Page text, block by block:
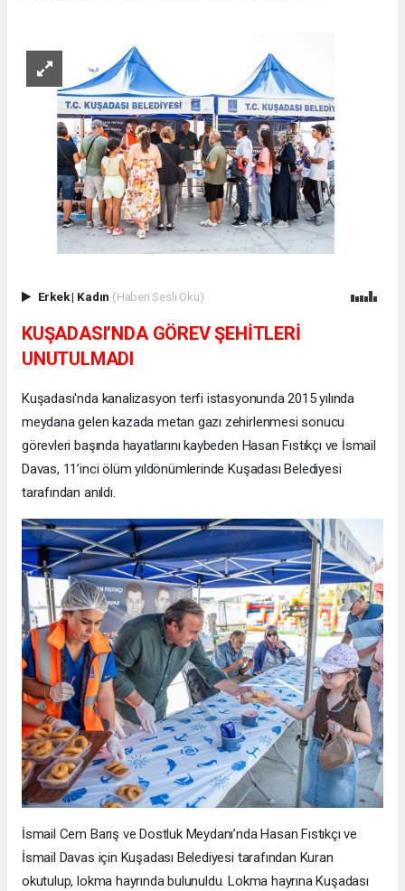
Erkek| Kadın (Haberi Sesli Oku)
KUŞADASI’NDA GÖREV ŞEHİTLERİ
UNUTULMADI
Kuşadası'nda kanalizasyon terfi istasyonunda 2015 yılında
meydana gelen kazada metan gazı zehirlenmesi sonucu
görevleri başında hayatlarını kaybeden Hasan Fıstıkçı ve İsmail
Davas, 11’inci ölüm yıldönümlerinde Kuşadası Belediyesi
tarafından anıldı.
İsmail Cem Barış ve Dostluk Meydanı’nda Hasan Fıstıkçı ve
İsmail Davas için Kuşadası Belediyesi tarafından Kuran
okutulup, lokma hayrında bulunuldu. Lokma hayrına Kuşadası